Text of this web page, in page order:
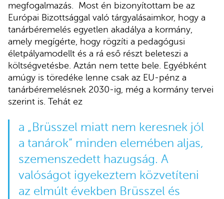
megfogalmazás. Most én bizonyítottam be az
Európai Bizottsággal való tárgyalásaimkor, hogy a
tanárbéremelés egyetlen akadálya a kormány,
amely megígérte, hogy rögzíti a pedagógusi
életpályamodellt és a rá eső részt beleteszi a
költségvetésbe. Aztán nem tette bele. Egyébként
amúgy is töredéke lenne csak az EU-pénz a
tanárbéremelésnek 2030-ig, még a kormány tervei
szerint is. Tehát ez
a „Brüsszel miatt nem keresnek jól
a tanárok” minden elemében aljas,
szemenszedett hazugság. A
valóságot igyekeztem közvetíteni
az elmúlt években Brüsszel és